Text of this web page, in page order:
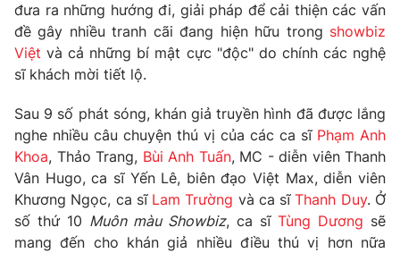
Phim VTV
Hậu trường
Khán giả
Giải sao mai
Giải trí
Điện ảnh
Âm nhạc
Sao
Đời sống
Du lịch
Làm đẹp
Chất lượng cuộc sống
Giáo dục
Tuyển sinh
Học trực tuyến
Công nghệ
Hitech Công nghệ tương lai
Giao lưu trực tuyến
đưa ra những hướng đi, giải pháp để cải thiện các vấn
đề gây nhiều tranh cãi đang hiện hữu trong showbiz
Việt và cả những bí mật cực "độc" do chính các nghệ
sĩ khách mời tiết lộ.
Sau 9 số phát sóng, khán giả truyền hình đã được lắng
nghe nhiều câu chuyện thú vị của các ca sĩ Phạm Anh
Khoa, Thảo Trang, Bùi Anh Tuấn, MC - diễn viên Thanh
Vân Hugo, ca sĩ Yến Lê, biên đạo Việt Max, diễn viên
Khương Ngọc, ca sĩ Lam Trường và ca sĩThanh Duy. Ở
số thứ 10 Muôn màu Showbiz, ca sĩ Tùng Dương sẽ
mang đến cho khán giả nhiều điều thú vị hơn nữa